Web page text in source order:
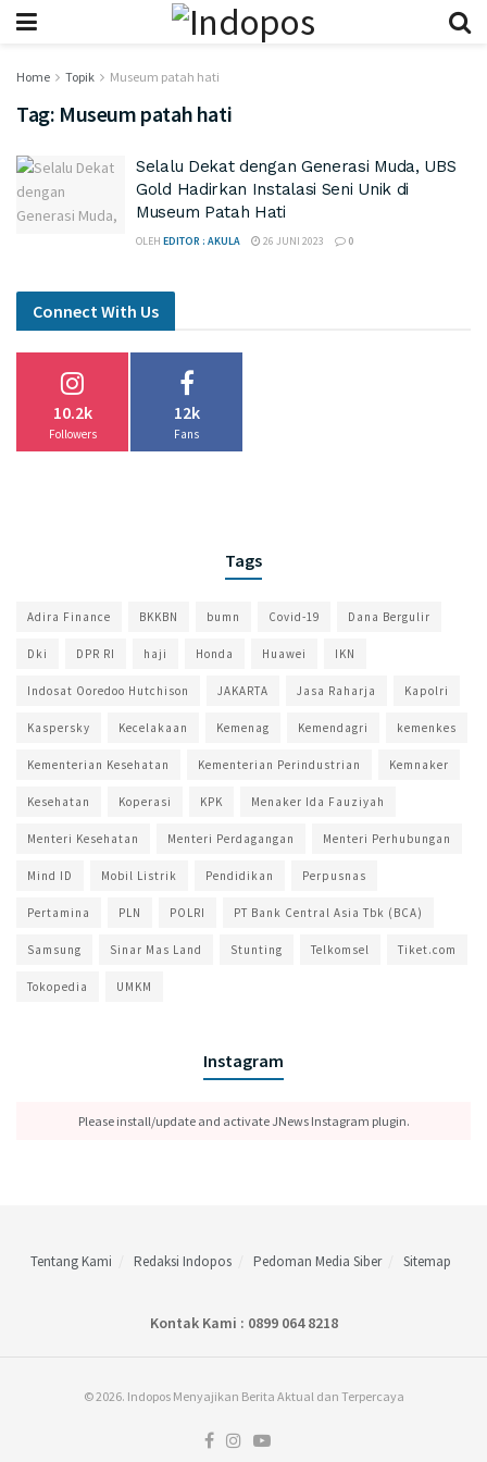
Home Topik Museum patah hati
Tag: Museum patah hati
Selalu Dekat dengan Generasi Muda, UBS
Gold Hadirkan Instalasi Seni Unik di
Museum Patah Hati
OLEH EDITOR : AKULA 26 JUNI 2023 0
Connect With Us
10.2k
Followers
12k
Fans
Tags
Adira Finance BKKBN bumn Covid-19 Dana Bergulir
Dki DPR RI haji Honda Huawei IKN
Indosat Ooredoo Hutchison JAKARTA Jasa Raharja Kapolri
Kaspersky Kecelakaan Kemenag Kemendagri kemenkes
Kementerian Kesehatan Kementerian Perindustrian Kemnaker
Kesehatan Koperasi KPK Menaker Ida Fauziyah
Menteri Kesehatan Menteri Perdagangan Menteri Perhubungan
Mind ID Mobil Listrik Pendidikan Perpusnas
Pertamina PLN POLRI PT Bank Central Asia Tbk (BCA)
Samsung Sinar Mas Land Stunting Telkomsel Tiket.com
Tokopedia UMKM
Instagram
Please install/update and activate JNews Instagram plugin.
Tentang Kami Redaksi Indopos Pedoman Media Siber Sitemap
Kontak Kami : 0899 064 8218
© 2026. Indopos Menyajikan Berita Aktual dan Terpercaya